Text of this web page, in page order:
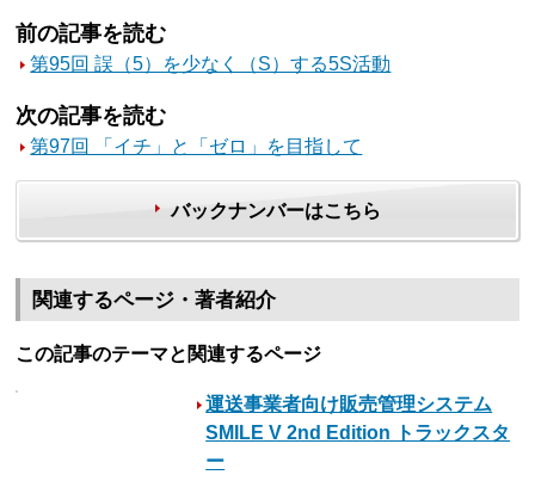
前の記事を読む
第95回 誤（5）を少なく（S）する5S活動
次の記事を読む
第97回 「イチ」と「ゼロ」を目指して
バックナンバーはこちら
関連するページ・著者紹介
この記事のテーマと関連するページ
運送事業者向け販売管理システム
SMILE V 2nd Edition トラックスタ
ー